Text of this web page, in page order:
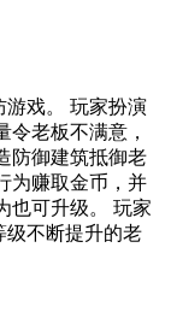
游戏。 玩家扮演
老板不满意，
防御建筑抵御老
为赚取金币，并
也可升级。 玩家
级不断提升的老